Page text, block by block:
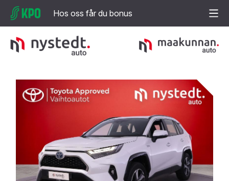
Hos oss får du bonus